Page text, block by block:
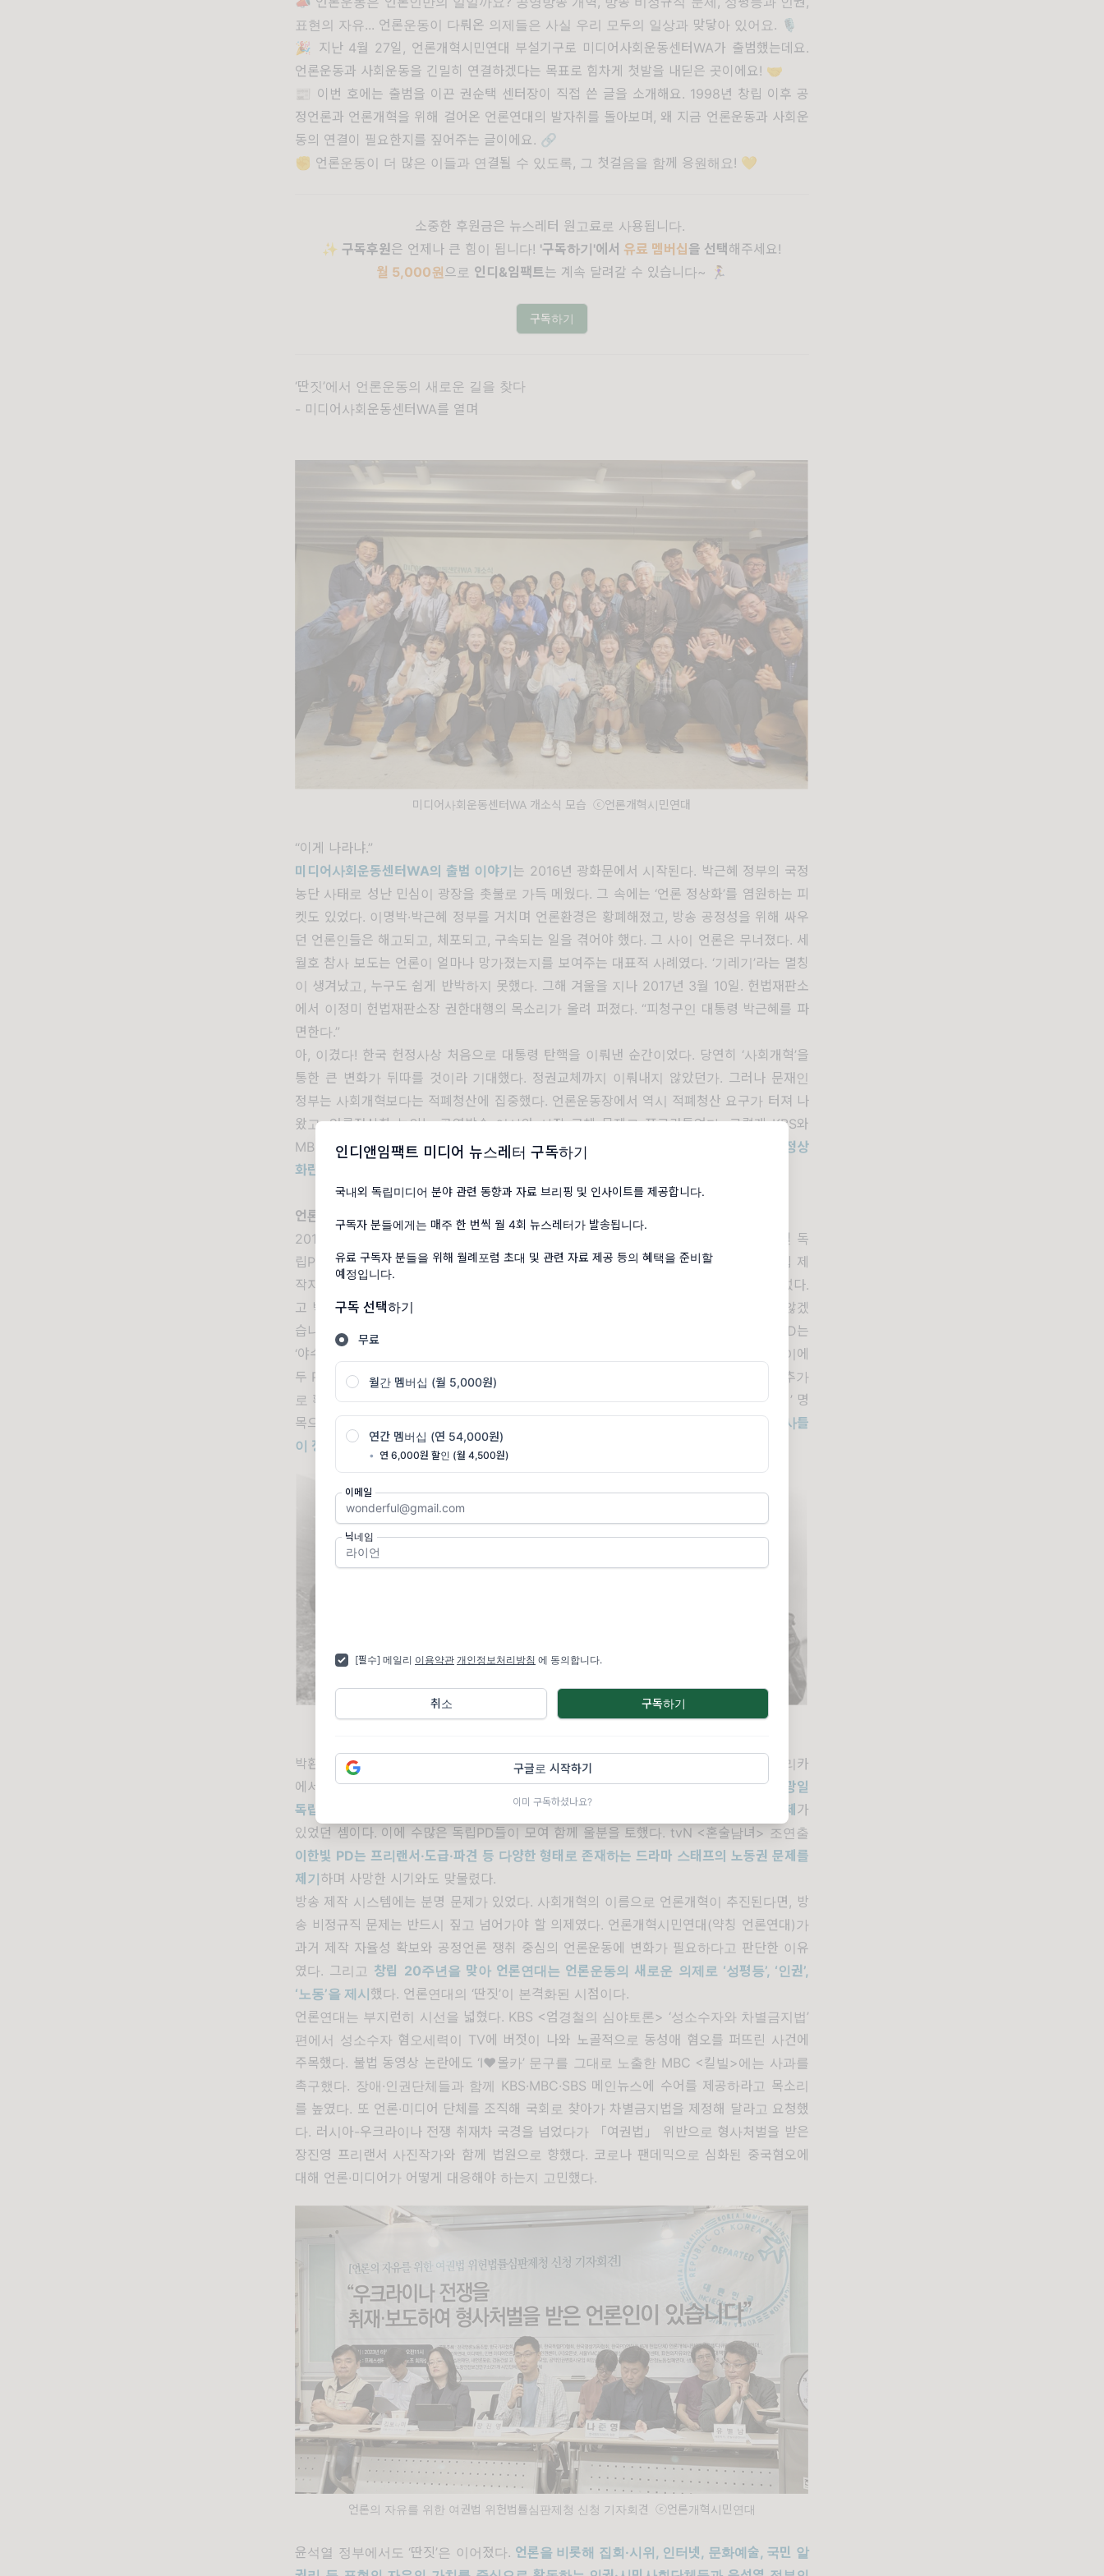
인디앤임팩트 미디어 뉴스레터 구독하기
국내외 독립미디어 분야 관련 동향과 자료 브리핑 및 인사이트를 제공합니다.
구독자 분들에게는 매주 한 번씩 월 4회 뉴스레터가 발송됩니다.
유료 구독자 분들을 위해 월례포럼 초대 및 관련 자료 제공 등의 혜택을 준비할
예정입니다.
구독 선택하기
무료
월간 멤버십 (월 5,000원)
연간 멤버십 (연 54,000원)
• 연 6,000원 할인 (월 4,500원)
이메일
닉네임
[필수] 메일리 이용약관 개인정보처리방침 에 동의합니다.
구독하기
취소
구글로 시작하기
이미 구독하셨나요?
표현의 자유... 언론운동이 다뤄온 의제들은 사실 우리 모두의 일상과 맞닿아 있어요. 🎙️
🎉 지난 4월 27일, 언론개혁시민연대 부설기구로 미디어사회운동센터WA가 출범했는데요.
언론운동과 사회운동을 긴밀히 연결하겠다는 목표로 힘차게 첫발을 내딛은 곳이에요! 🤝
📰 이번 호에는 출범을 이끈 권순택 센터장이 직접 쓴 글을 소개해요. 1998년 창립 이후 공
정언론과 언론개혁을 위해 걸어온 언론연대의 발자취를 돌아보며, 왜 지금 언론운동과 사회운
동의 연결이 필요한지를 짚어주는 글이에요. 🔗
✊ 언론운동이 더 많은 이들과 연결될 수 있도록, 그 첫걸음을 함께 응원해요! 💛
소중한 후원금은 뉴스레터 원고료로 사용됩니다.
✨ 구독후원은 언제나 큰 힘이 됩니다! '구독하기'에서 유료 멤버십 을 선택 해주세요!
월 5,000원 으로 인디&임팩트는 계속 달려갈 수 있습니다~ 🏃‍♀️
구독하기
‘딴짓’에서 언론운동의 새로운 길을 찾다
- 미디어사회운동센터WA를 열며
미디어사회운동센터WA 개소식 모습 ⓒ언론개혁시민연대
“이게 나라냐.”
미디어사회운동센터WA의 출범 이야기 는 2016년 광화문에서 시작된다. 박근혜 정부의 국정
농단 사태로 성난 민심이 광장을 촛불로 가득 메웠다. 그 속에는 ‘언론 정상화’를 염원하는 피
켓도 있었다. 이명박·박근혜 정부를 거치며 언론환경은 황폐해졌고 , 방송 공정성을 위해 싸우
던 언론인들은 해고되고 , 체포되고 , 구속되는 일을 겪어야 했다. 그 사이 언론은 무너졌다. 세
월호 참사 보도는 언론이 얼마나 망가졌는지를 보여주는 대표적 사례였다. ‘기레기’라는 멸칭
이 생겨났고 , 누구도 쉽게 반박하지 못했다. 그해 겨울을 지나 2017년 3월 10일 . 헌법재판소
에서 이정미 헌법재판소장 권한대행의 목소리가 울려 퍼졌다. “피청구인 대통령 박근혜를 파
면한다.”
아, 이겼다! 한국 헌정사상 처음으로 대통령 탄핵을 이뤄낸 순간이었다. 당연히 ‘사회개혁’을
통한 큰 변화가 뒤따를 것이라 기대했다. 정권교체까지 이뤄내지 않았던가. 그러나 문재인
정부는 사회개혁보다는 적폐청산에 집중했다. 언론운동장에서 역시 적폐청산 요구가 터져 나
왔고,언론정상화 논의는 공영방송 이사와 사장 교체 문제로 쪼그라들었다.그렇게KBS와
MBC
를 비롯한 공영미디어의 사장은 교체됐다.그러나 의문이 들었다
그것이 진정 언론정상
화란 말인가
언론연대의 ‘딴짓’이 시작됐다
2017
김광일 독
립 PD 가 교통사고로 세상을 떠났다.영상 촬영 현장에서 사고는 드물지 않았고
많은 독립 제
작자들이 다치거나 목숨을 잃기도 했다
그러나 이번 사건은 한국 사회의 폐부를 깊게 찔렀다.
고 박환성PD가 출국 전
다시는 방송국과 작업을 못 하더라도 이번에는 그냥 넘어가지 않겠
습니다
”라고 EBS PD는
‘야수와 방주
이에
두 PD 는 부족한 제작비를 메우기 위해 한국전파진흥협회의 창작지원금
천만 원을 추가
로 확보해야 했다.그런데EBS가 이 지원금의20%(유가족의 주장은40%였다)를‘간접비 ’ 명
목으로 가져가겠다고 밝히면서 갈등이 폭발했다
는 아프리카로 떠나며 방송사들
이 정부지원 제작비 일부를 간접비로 환수하는 관행을
故 박환성·김광일 PD ⓒ한국독립PD협회
박환성 김광일
그들의 수중에 제작비가 충분했더라면 도로 환경이 좋지 않은 아프리카
에서 직접 운전하지 않았을 터였다.자연 다큐멘터리의 독보적 존재로 불리던 박환성·
김광일
독립
의 죽음 뒤에는 갑을관계에서의 불공정 계약-방송 비정규직 차별이라는 구조적 문제 가
있었던 셈이다. 이에 수많은 독립 PD들이 모여 함께 울분을 토했다. tvN <혼술남녀 > 조연출
이한빛 PD는 프리랜서·도급·파견 등 다양한 형태로 존재하는 드라마 스태프의 노동권 문제를
제기하며 사망한 시기와도 맞물렸다.
방송 제작 시스템에는 분명 문제가 있었다. 사회개혁의 이름으로 언론개혁이 추진된다면 , 방
송 비정규직 문제는 반드시 짚고 넘어가야 할 의제였다. 언론개혁시민연대 (약칭 언론연대)가
과거 제작 자율성 확보와 공정언론 쟁취 중심의 언론운동에 변화가 필요하다고 판단한 이유
였다. 그리고 창립 20주년을 맞아 언론연대는 언론운동의 새로운 의제로 ‘성평등’, ‘인권’,
‘ 노동’을 제시했다. 언론연대의 ‘딴짓’이 본격화된 시점이다.
언론연대는 부지런히 시선을 넓혔다. KBS <엄경철의 심야토론> ‘성소수자와 차별금지법’
편에서 성소수자 혐오세력이 TV에 버젓이 나와 노골적으로 동성애 혐오를 퍼뜨린 사건에
주목했다. 불법 동영상 논란에도 ‘I♥몰카’ 문구를 그대로 노출한 MBC <킬빌 >에는 사과를
촉구했다. 장애·인권단체들과 함께 KBS·MBC·SBS 메인뉴스에 수어를 제공하라고 목소리
를 높였다. 또 언론·미디어 단체를 조직해 국회로 찾아가 차별금지법을 제정해 달라고 요청했
다. 러시아-우크라이나 전쟁 취재차 국경을 넘었다가 「여권법 」 위반으로 형사처벌을 받은
장진영 프리랜서 사진작가와 함께 법원으로 향했다. 코로나 팬데믹으로 심화된 중국혐오에
대해 언론·미디어가 어떻게 대응해야 하는지 고민했다.
언론의 자유를 위한 여권법 위헌법률심판제청 신청 기자회견 ⓒ언론개혁시민연대
윤석열 정부에서도 ‘딴짓’은 이어졌다. 언론을 비롯해 집회 ·시위 , 인터넷, 문화예술, 국민 알